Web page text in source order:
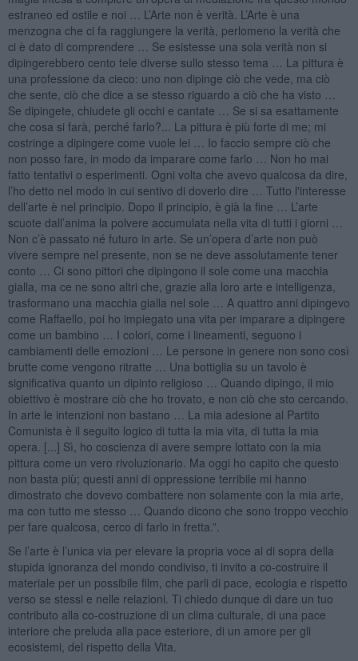
estraneo ed ostile e noi … L’Arte non è verità. L’Arte è una
menzogna che ci fa raggiungere la verità, perlomeno la verità che
ci è dato di comprendere … Se esistesse una sola verità non si
dipingerebbero cento tele diverse sullo stesso tema … La pittura è
una professione da cieco: uno non dipinge ciò che vede, ma ciò
che sente, ciò che dice a se stesso riguardo a ciò che ha visto …
Se dipingete, chiudete gli occhi e cantate … Se si sa esattamente
che cosa si farà, perché farlo?... La pittura è più forte di me; mi
costringe a dipingere come vuole lei … Io faccio sempre ciò che
non posso fare, in modo da imparare come farlo … Non ho mai
fatto tentativi o esperimenti. Ogni volta che avevo qualcosa da dire,
l’ho detto nel modo in cui sentivo di doverlo dire … Tutto l'interesse
dell’arte è nel principio. Dopo il principio, è già la fine … L’arte
scuote dall’anima la polvere accumulata nella vita di tutti i giorni …
Non c’è passato né futuro in arte. Se un’opera d’arte non può
vivere sempre nel presente, non se ne deve assolutamente tener
conto … Ci sono pittori che dipingono il sole come una macchia
gialla, ma ce ne sono altri che, grazie alla loro arte e intelligenza,
trasformano una macchia gialla nel sole … A quattro anni dipingevo
come Raffaello, poi ho impiegato una vita per imparare a dipingere
come un bambino … I colori, come i lineamenti, seguono i
cambiamenti delle emozioni … Le persone in genere non sono così
brutte come vengono ritratte … Una bottiglia su un tavolo è
significativa quanto un dipinto religioso … Quando dipingo, il mio
obiettivo è mostrare ciò che ho trovato, e non ciò che sto cercando.
In arte le intenzioni non bastano … La mia adesione al Partito
Comunista è il seguito logico di tutta la mia vita, di tutta la mia
opera. [...] Sì, ho coscienza di avere sempre lottato con la mia
pittura come un vero rivoluzionario. Ma oggi ho capito che questo
non basta più; questi anni di oppressione terribile mi hanno
dimostrato che dovevo combattere non solamente con la mia arte,
ma con tutto me stesso … Quando dicono che sono troppo vecchio
per fare qualcosa, cerco di farlo in fretta.”.
Se l’arte è l’unica via per elevare la propria voce al di sopra della
stupida ignoranza del mondo condiviso, ti invito a co-costruire il
materiale per un possibile film, che parli di pace, ecologia e rispetto
verso se stessi e nelle relazioni. Ti chiedo dunque di dare un tuo
contributo alla co-costruzione di un clima culturale, di una pace
interiore che preluda alla pace esteriore, di un amore per gli
ecosistemi, del rispetto della Vita.